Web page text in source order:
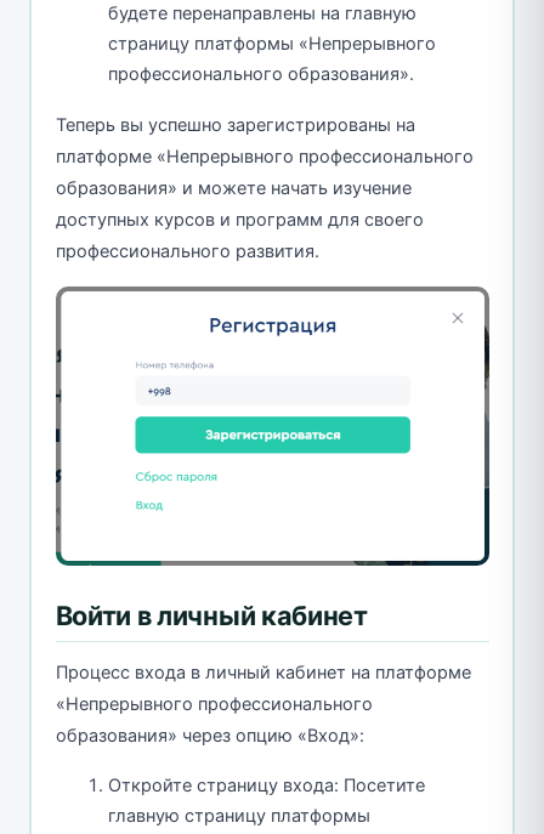
будете перенаправлены на главную
страницу платформы «Непрерывного
профессионального образования».
Теперь вы успешно зарегистрированы на
платформе «Непрерывного профессионального
образования» и можете начать изучение
доступных курсов и программ для своего
профессионального развития.
Войти в личный кабинет
Процесс входа в личный кабинет на платформе
«Непрерывного профессионального
образования» через опцию «Вход»:
Откройте страницу входа: Посетите
главную страницу платформы